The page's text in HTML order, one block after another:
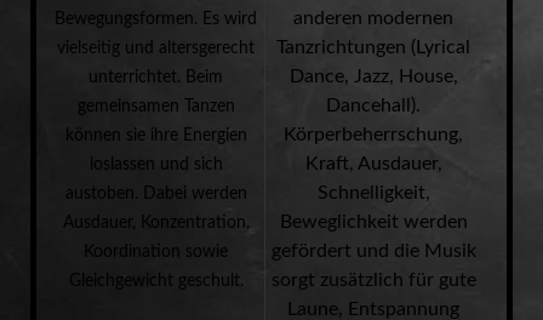
Bewegungsformen. Es wird
vielseitig und altersgerecht
unterrichtet. Beim
gemeinsamen Tanzen
können sie ihre Energien
loslassen und sich
austoben. Dabei werden
Ausdauer, Konzentration,
Koordination sowie
Gleichgewicht geschult.
anderen modernen
Tanzrichtungen ( Lyrical
Dance, Jazz, House,
Dancehall).
Körperbeherrschung,
Kraft, Ausdauer,
Schnelligkeit,
Beweglichkeit werden
gefördert und die Musik
sorgt zusätzlich für gute
Laune, Entspannung